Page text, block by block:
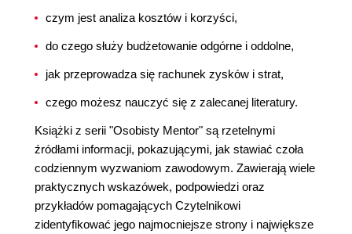
czym jest analiza kosztów i korzyści,
do czego służy budżetowanie odgórne i oddolne,
jak przeprowadza się rachunek zysków i strat,
czego możesz nauczyć się z zalecanej literatury.
Książki z serii "Osobisty Mentor" są rzetelnymi
źródłami informacji, pokazującymi, jak stawiać czoła
codziennym wyzwaniom zawodowym. Zawierają wiele
praktycznych wskazówek, podpowiedzi oraz
przykładów pomagających Czytelnikowi
zidentyfikować jego najmocniejsze strony i największe